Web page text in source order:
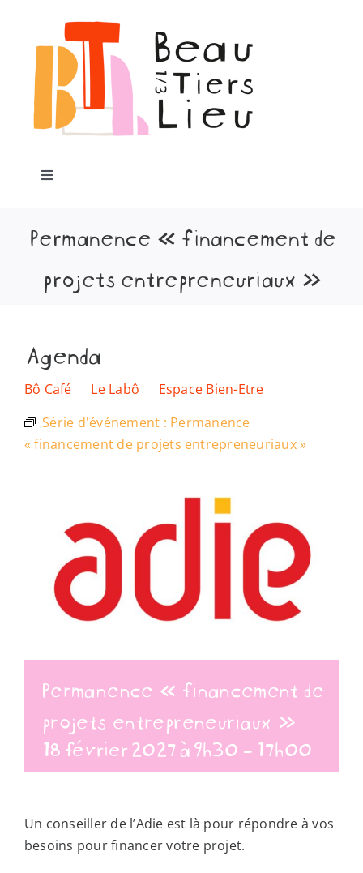
contenu
Toggle
Ressources
Nous trouver
Permanence « financement de
projets entrepreneuriaux »
Agenda
Bô Café Le Labô
Espace Bien-Etre
Série d'événement : Permanence
« financement de projets entrepreneuriaux »
Permanence « financement de
projets entrepreneuriaux »
18 février 2027 à 9h30- 17h00
Un conseiller de l’Adie est là pour répondre à vos
besoins pour financer votre projet.